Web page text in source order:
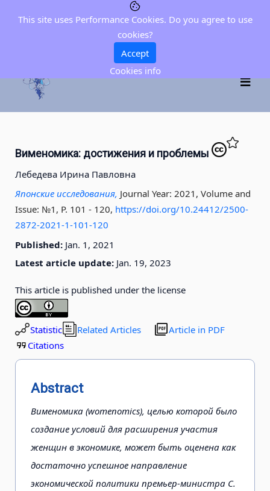
Вименомика: достижения и проблемы
Лебедева Ирина Павловна
Японские исследования, Journal Year: 2021, Volume and
Issue: №1, P. 101 - 120, https://doi.org/10.24412/2500-
2872-2021-1-101-120
Published: Jan. 1, 2021
Latest article update: Jan. 19, 2023
This article is published under the license
Statistic Related Articles
Article in PDF
Citations
Abstract
Вименомика (womenomics), целью которой было
создание условий для расширения участия
женщин в экономике, может быть оценена как
достаточно успешное направление
экономической политики премьер-министра С.
This site uses Performance Cookies. Do you agree to use
cookies?
Accept
Cookies info